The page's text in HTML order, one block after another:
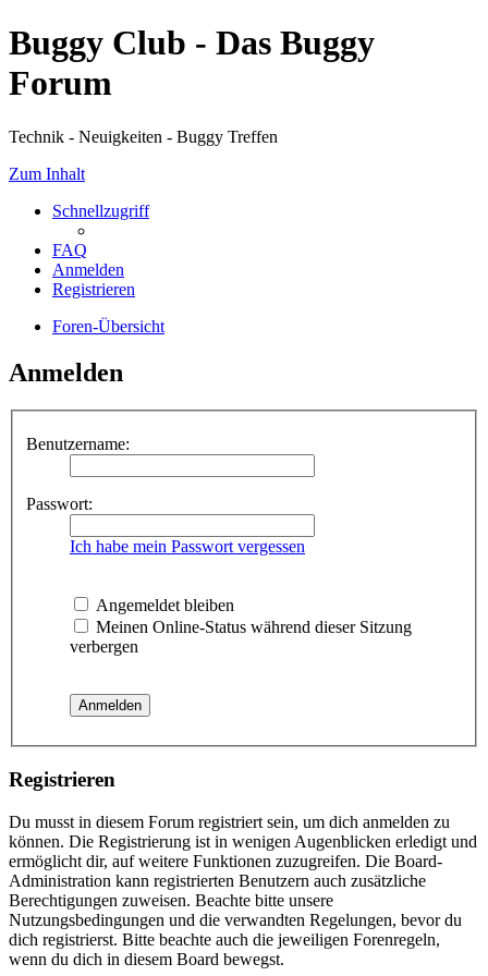
Buggy Club - Das Buggy
Forum
Technik - Neuigkeiten - Buggy Treffen
Zum Inhalt
Schnellzugriff
FAQ
Anmelden
Registrieren
Foren-Übersicht
Anmelden
Benutzername:
Passwort:
Ich habe mein Passwort vergessen
Angemeldet bleiben
Meinen Online-Status während dieser Sitzung
verbergen
Registrieren
Du musst in diesem Forum registriert sein, um dich anmelden zu
können. Die Registrierung ist in wenigen Augenblicken erledigt und
ermöglicht dir, auf weitere Funktionen zuzugreifen. Die Board-
Administration kann registrierten Benutzern auch zusätzliche
Berechtigungen zuweisen. Beachte bitte unsere
Nutzungsbedingungen und die verwandten Regelungen, bevor du
dich registrierst. Bitte beachte auch die jeweiligen Forenregeln,
wenn du dich in diesem Board bewegst.